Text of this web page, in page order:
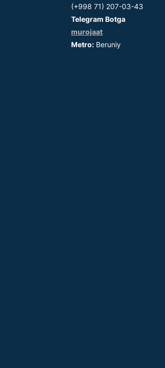
(+998 71) 207-03-43
Telegram Botga
murojaat
Metro: Beruniy